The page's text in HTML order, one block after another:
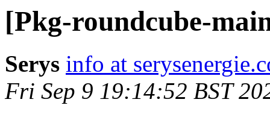
[Pkg-roundcube-
Serys info at
Fri Sep 9 19:14:52 BST